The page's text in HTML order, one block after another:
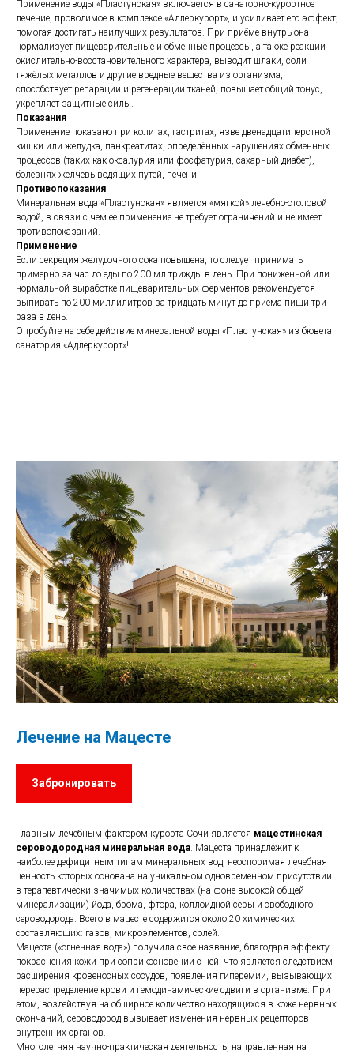
Применение воды «Пластунская» включается в санаторно-курортное
лечение, проводимое в комплексе «Адлеркурорт», и усиливает его эффект,
помогая достигать наилучших результатов. При приёме внутрь она
нормализует пищеварительные и обменные процессы, а также реакции
окислительно-восстановительного характера, выводит шлаки, соли
тяжёлых металлов и другие вредные вещества из организма,
способствует репарации и регенерации тканей, повышает общий тонус,
укрепляет защитные силы.
Показания
Применение показано при колитах, гастритах, язве двенадцатиперстной
кишки или желудка, панкреатитах, определённых нарушениях обменных
процессов (таких как оксалурия или фосфатурия, сахарный диабет),
болезнях желчевыводящих путей, печени.
Противопоказания
Минеральная вода «Пластунская» является «мягкой» лечебно-столовой
водой, в связи с чем ее применение не требует ограничений и не имеет
противопоказаний.
Применение
Если секреция желудочного сока повышена, то следует принимать
примерно за час до еды по 200 мл трижды в день. При пониженной или
нормальной выработке пищеварительных ферментов рекомендуется
выпивать по 200 миллилитров за тридцать минут до приёма пищи три
раза в день.
Опробуйте на себе действие минеральной воды «Пластунская» из бювета
санатория «Адлеркурорт»!
Лечение на Мацесте
Забронировать
Главным лечебным фактором курорта Сочи является мацестинская
сероводородная минеральная вода. Мацеста принадлежит к
наиболее дефицитным типам минеральных вод, неоспоримая лечебная
ценность которых основана на уникальном одновременном присутствии
в терапевтически значимых количествах (на фоне высокой общей
минерализации) йода, брома, фтора, коллоидной серы и свободного
сероводорода. Всего в мацесте содержится около 20 химических
составляющих: газов, микроэлементов, солей.
Мацеста («огненная вода») получила свое название, благодаря эффекту
покраснения кожи при соприкосновении с ней, что является следствием
расширения кровеносных сосудов, появления гиперемии, вызывающих
перераспределение крови и гемодинамические сдвиги в организме. При
этом, воздействуя на обширное количество находящихся в коже нервных
окончаний, сероводород вызывает изменения нервных рецепторов
внутренних органов.
Многолетняя научно-практическая деятельность, направленная на